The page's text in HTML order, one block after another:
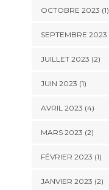
OCTOBRE 2023 (1)
SEPTEMBRE 2023
JUILLET 2023 (2)
JUIN 2023 (1)
AVRIL 2023 (4)
MARS 2023 (2)
FÉVRIER 2023 (1)
JANVIER 2023 (2)